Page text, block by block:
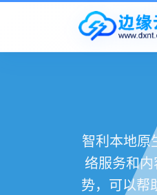
智利本地原
络服务和
势，可以帮